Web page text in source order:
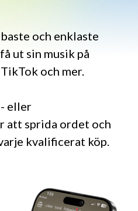
och enklaste
ut sin musik på
och mer.
eller
att sprida ordet och
kvalificerat köp.